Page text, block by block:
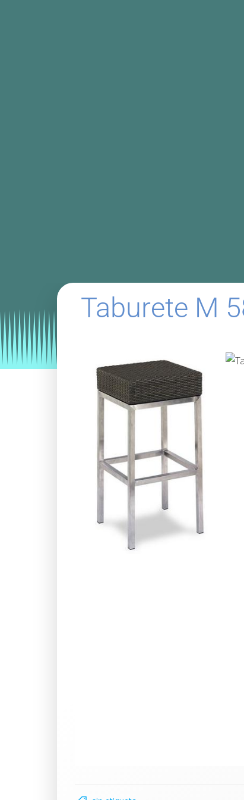
Categories: taburetes taburetes para
Taburete M